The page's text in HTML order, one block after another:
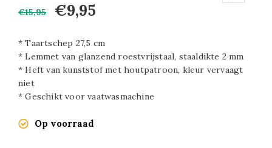
€15,95 €9,95
* Taartschep 27,5 cm
* Lemmet van glanzend roestvrijstaal, staaldikte 2 mm
* Heft van kunststof met houtpatroon, kleur vervaagt
niet
* Geschikt voor vaatwasmachine
Op voorraad